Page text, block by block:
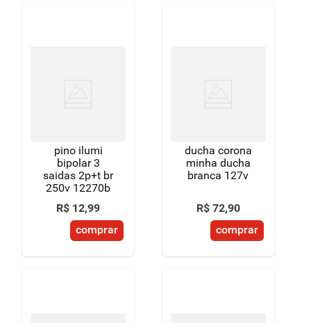
pino ilumi
bipolar 3
saidas 2p+t br
250v 12270b
R$ 12,99
comprar
ducha corona
minha ducha
branca 127v
R$ 72,90
comprar